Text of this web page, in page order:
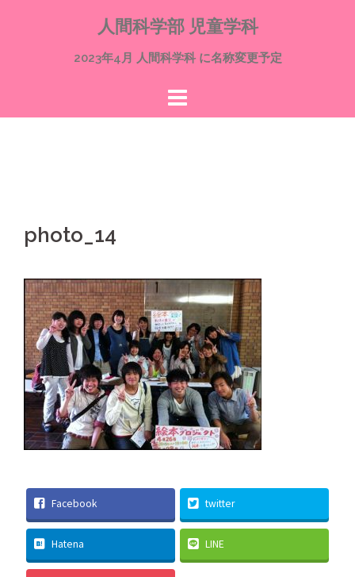
人間科学部 児童学科
2023年4月 人間科学科 に名称変更予定
photo_14
Facebook twitter
Hatena LINE